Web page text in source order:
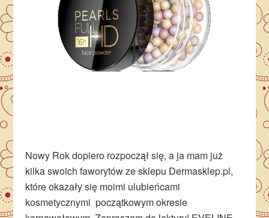
Nowy Rok dopiero rozpoczął się, a ja mam już
kilka swoich faworytów ze sklepu Dermasklep.pl,
które okazały się moimi ulubieńcami
kosmetycznymi początkowym okresie